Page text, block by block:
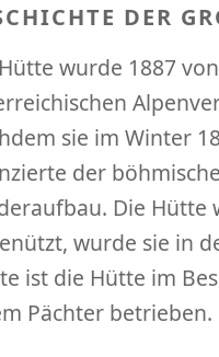
DER
wurde 1887
sie im Winter
der
Die Hütte
wurde sie in
ist die Hütte im
Pächter betrieben.